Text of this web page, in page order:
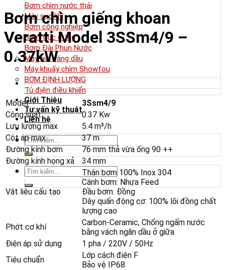
Bơm chìm nước thải
Máy sục khí
Bơm công nghiệp
Bơm trục đứng
Bơm Đài Phun Nước
Máy hút váng dầu
Máy khuấy chìm Showfou
BƠM ĐỊNH LƯỢNG
Tủ điện điều khiển
Giới Thiệu
Tư vấn kỹ thuật
Liên hệ
Tìm
kiếm:
Tìm
Bơm chìm giếng khoan
Veratti Model 3SSm4/9 –
0.37kW
Model
3Ssm4/9
Công suất
0.37 Kw
Lưu lượng max
5.4 m³/h
Cột áp max
37 m
Đường kính bơm
76 mm thả vừa ống 90 ++
Đường kính họng xả
34 mm
Vật liệu cấu tạo
Thân bơm 100% Inox 304
Cánh bơm: Nhựa Feed
Đầu bơm: Đồng
Dây quấn động cơ: 100% lõi đồng chất
lượng cao
Phớt cơ khí
Carbon-Ceramic, Chống ngấm nước
bằng vách ngăn dầu ở giữa
Điện áp sử dụng
1 pha / 220V / 50Hz
Tiêu chuẩn
Lớp cách điện F
Bảo vệ IP68